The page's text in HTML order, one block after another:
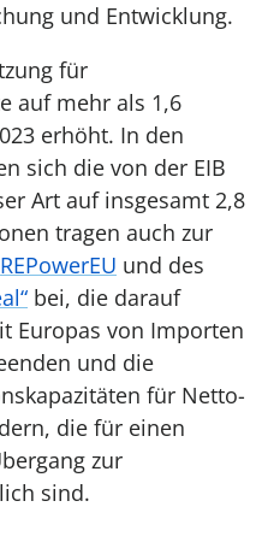
und Entwicklung.
für
auf mehr als 1,6
erhöht. In den
sich die von der EIB
Art auf insgesamt 2,8
tragen auch zur
REPowerEU und des
bei, die darauf
Europas von Importen
und die
für Netto-
die für einen
zur
sind.